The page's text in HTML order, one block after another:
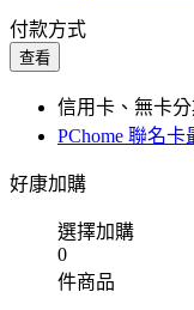
付款方式
查看
信用卡、無卡
PChome 聯名
好康加購
選擇加購
0
件商品